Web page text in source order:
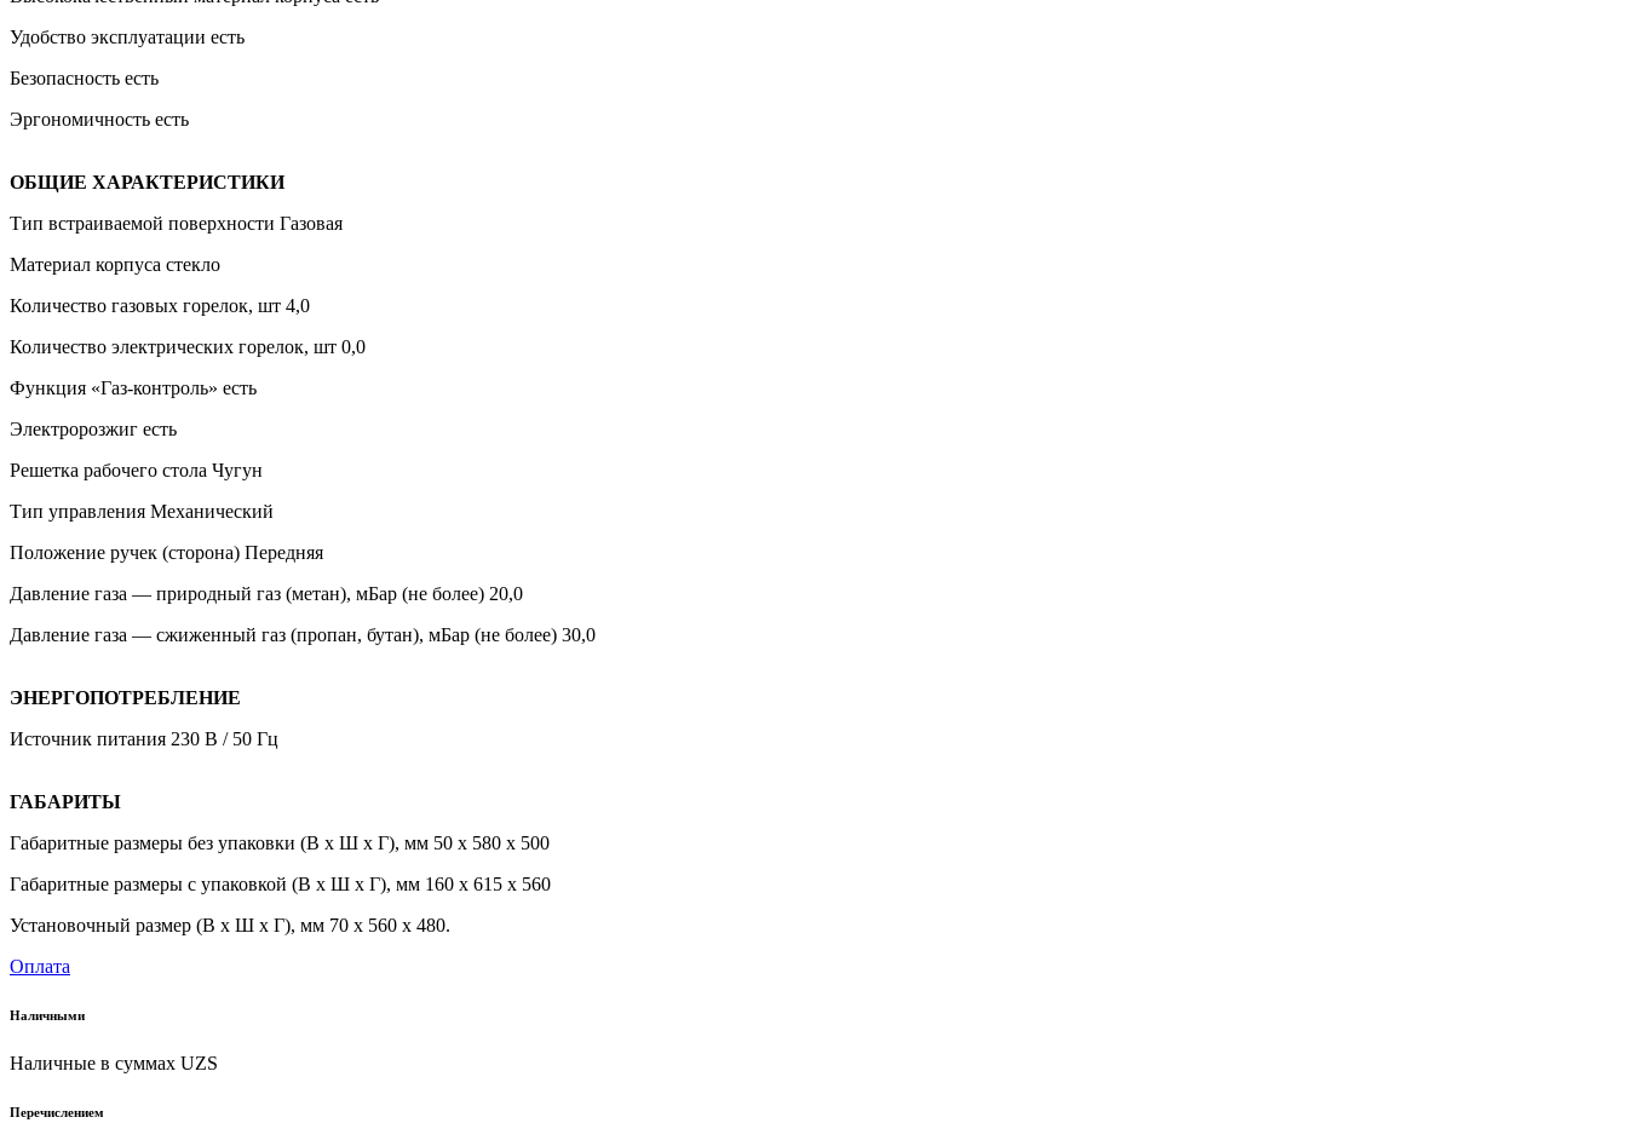
Удобство эксплуатации есть
Безопасность есть
Эргономичность есть
ОБЩИЕ ХАРАКТЕРИСТИКИ
Тип встраиваемой поверхности Газовая
Материал корпуса стекло
Количество газовых горелок, шт 4,0
Количество электрических горелок, шт 0,0
Функция «Газ-контроль» есть
Электророзжиг есть
Решетка рабочего стола Чугун
Тип управления Механический
Положение ручек (сторона) Передняя
Давление газа — природный газ (метан), мБар (не более) 20,0
Давление газа — сжиженный газ (пропан, бутан), мБар (не более) 30,0
ЭНЕРГОПОТРЕБЛЕНИЕ
Источник питания 230 В / 50 Гц
ГАБАРИТЫ
Габаритные размеры без упаковки (В х Ш х Г), мм 50 х 580 х 500
Габаритные размеры с упаковкой (В х Ш х Г), мм 160 х 615 х 560
Установочный размер (В х Ш х Г), мм 70 х 560 х 480.
Оплата
Наличными
Наличные в суммах UZS
Перечислением